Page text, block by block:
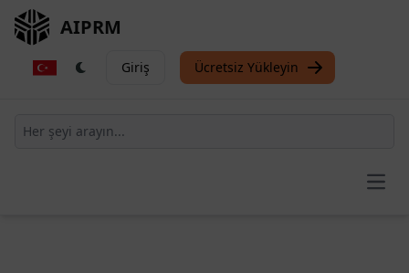
AIPRM
Giriş Ücretsiz Yükleyin